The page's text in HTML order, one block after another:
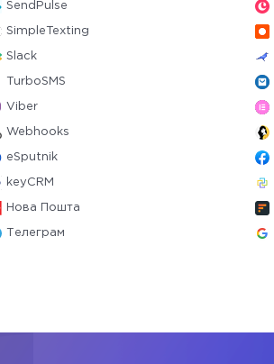
SendPulse
SimpleTexting
Slack
TurboSMS
Viber
Webhooks
eSputnik
keyCRM
Нова Пошта
Телеграм